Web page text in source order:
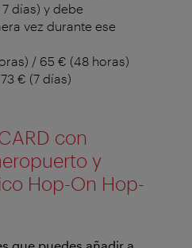
días) y debe
vez durante ese
/ 65 € (48 horas)
€ (7 días)
con
y
Hop-On Hop-